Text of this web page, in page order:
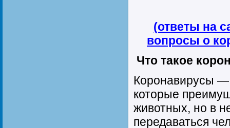
(ответы на
вопросы о
Что такое
Коронавирусы —
которые
животных, но в
передаваться